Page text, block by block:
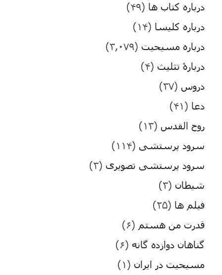
درباره کتاب ها (۴۹)
درباره کلیسا (۱۴)
درباره مسیحیت (۳,۰۷۹)
دربارۀ تثلیث (۴)
دروس (۳۷)
دعا (۴۱)
روح القدس (۱۳)
سرود پرستشی (۱۱۴)
سرود پرستشی تصویری (۳)
شیطان (۳)
فیلم ها (۲۵)
قدرت من هستم (۶)
گناهان دوازده گانه (۶)
مسیحیت در ایران (۱)